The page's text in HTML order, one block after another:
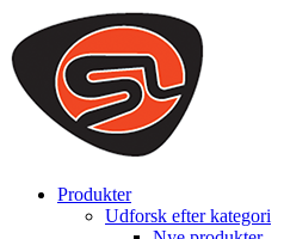
We use cookies to ensure that we
on our website. By continuing to
that cookies are used to help us
to offer you a better experience. To
you can disable cookies, you can
Produkter
Udforsk efter kategori